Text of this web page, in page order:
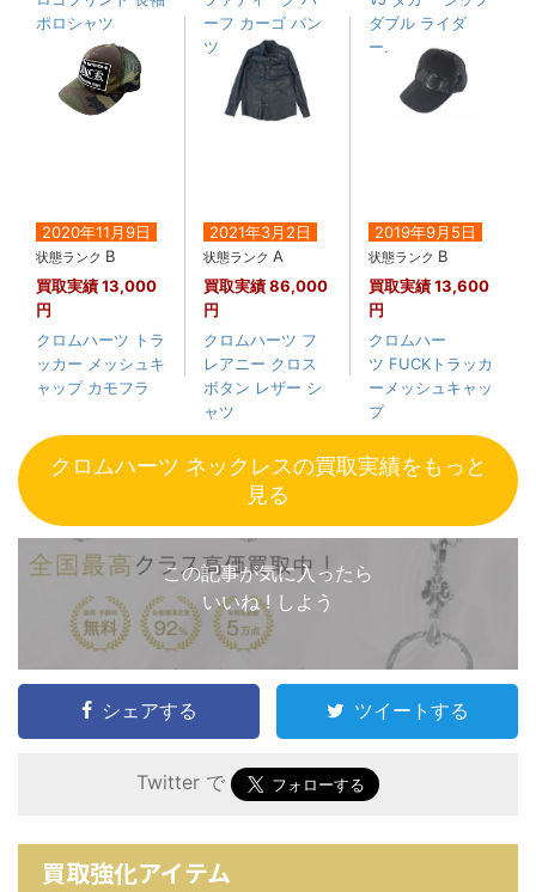
ポロシャツ
ーフ カーゴ パン
ツ
ダブル ライダ
ー....
2020年11月9日
状態ランク B
買取実績13,000
円
クロムハーツ トラ
ッカー メッシュキ
ャップ カモフラ
2021年3月2日
状態ランクA
買取実績86,000
円
クロムハーツ フ
レアニー クロス
ボタン レザー シ
ャツ
2019年9月5日
状態ランク B
買取実績13,600
円
クロムハー
ツ FUCKトラッカ
ーメッシュキャッ
プ
クロムハーツ ネックレスの買取実績をもっと
見る
この記事が気に入ったら
いいね ! しよう
シェアする ツイートする
Twitter で
買取強化アイテム